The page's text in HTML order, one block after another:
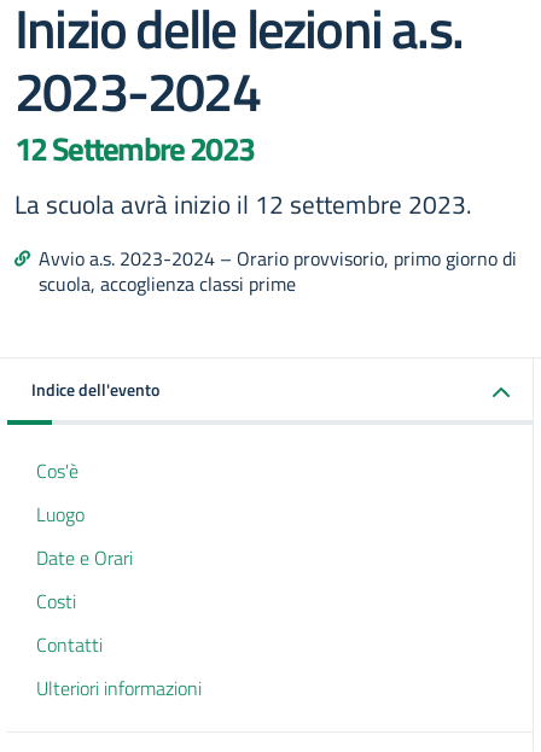
Inizio delle lezioni a.s.
2023-2024
12 Settembre 2023
La scuola avrà inizio il 12 settembre 2023.
Avvio a.s. 2023-2024 – Orario provvisorio, primo giorno di
scuola, accoglienza classi prime
Indice dell'evento
Cos'è
Luogo
Date e Orari
Costi
Contatti
Ulteriori informazioni